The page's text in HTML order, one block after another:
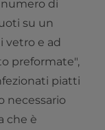
di
su un
vetro e ad
preformate",
piatti
necessario
che è